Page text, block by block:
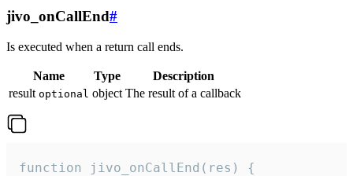
jivo_onCallEnd#
Is executed when a return call ends.
Name Type
Description
result optional object The result of a callback
function jivo_onCallEnd(res) {